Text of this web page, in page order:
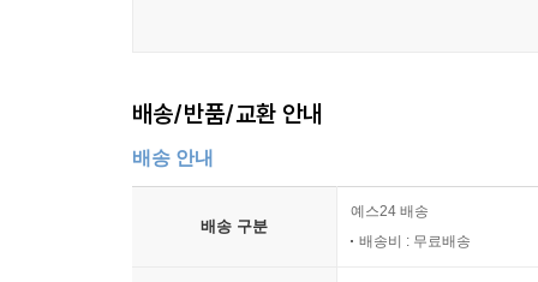
--- p.123
이 책에서 말하는 젊음은 단순히 병이 없거나 통
들려도 다시 돌아올 수 있는 능력이 유지되는 상
어설 수 있는 사람이 젊은 것이다. 이 회복력의 중
마지막은 모든 회복의 출발점으로 ‘사랑’을 이
문제에 있다고 강조한다. 이 책은 기적을 약속하
“줄기세포가 아무리 훌륭한 도우미라 해도 우
줄기세포는 환경을 만들어줄 뿐, 그 환경 위에서
배송/반품/교환 안내
배송 안내
배송 구분
예스24 배송
배송비 : 무료배송